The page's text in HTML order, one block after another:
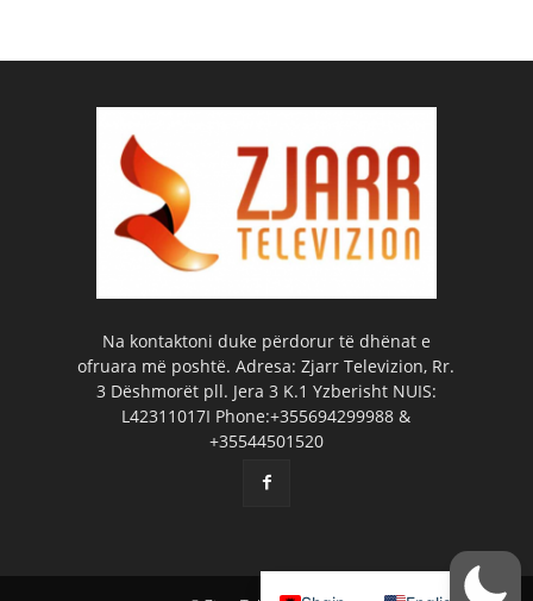
Na kontaktoni duke përdorur të dhënat e
ofruara më poshtë. Adresa: Zjarr Televizion, Rr.
3 Dëshmorët pll. Jera 3 K.1 Yzberisht NUIS:
L42311017I Phone:+355694299988 &
+35544501520